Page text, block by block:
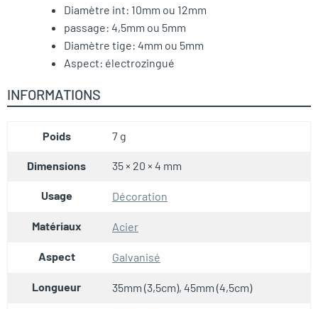
Diamètre int: 10mm ou 12mm
passage: 4,5mm ou 5mm
Diamètre tige: 4mm ou 5mm
Aspect: électrozingué
INFORMATIONS
Poids 7 g
Dimensions 35 × 20 × 4 mm
Usage Décoration
Matériaux Acier
Aspect Galvanisé
Longueur 35mm (3,5cm), 45mm (4,5cm)